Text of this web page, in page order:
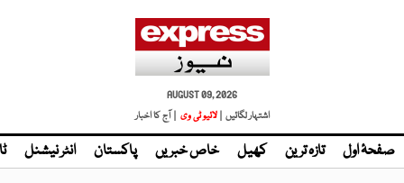
AUGUST 09, 2026
اشتہار لگائیں | لائیو ٹی وی | آج کا اخبار
صفحۂ اول تازہ ترین کھیل خاص خبریں پاکستان انٹر نیشنل